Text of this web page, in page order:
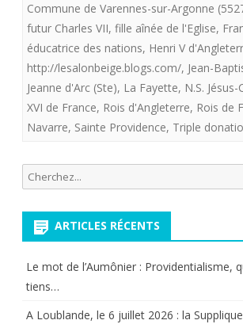
dans
le
royaume
lys,
ne
se
ressemblent
Commune de Varennes-sur-Argonne
futur Charles VII, fille aînée de l'Eglise,
éducatrice des nations, Henri V
http://lesalonbeige.blogs.com/, Jean-
Jeanne d'Arc (Ste), La Fayette, N.S.
XVI de France, Rois d'Angleterre, Rois de
Navarre, Sainte Providence, Triple
Recherche
pour:
ARTICLES RÉCENTS
Le mot de l’Aumônier : Providentialisme,
tiens…
A Loublande, le 6 juillet 2026 : la